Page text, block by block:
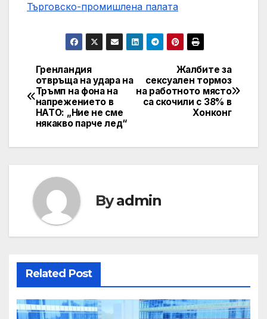
Търговско-промишлена палaта
Post
navigation
Жалбите за
сексуален тормоз
на работното място
са скочили с 38% в
Хонконг
Гренландия
отвръща на удара на
Тръмп на фона на
напрежението в
НАТО: „Ние не сме
някакво парче лед“
Byadmin
Related Post